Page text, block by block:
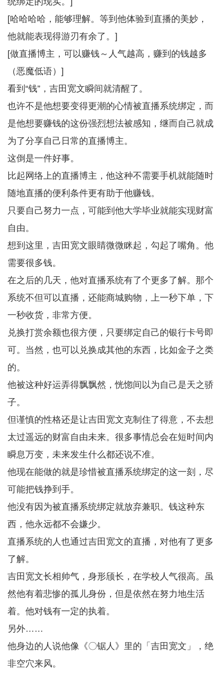
[哈哈哈哈，能够理解。等到他体验到直播的美妙，
他就能表现得游刃有余了。]
[做直播博主，可以赚钱～人气越高，赚到的钱越多
（恶魔低语）]
看到“钱”，吉田宽文瞬间就清醒了。
也许不是他想要变得更潮的心情被直播系统绑定，而
是他想要赚钱的这份强烈想法被感知，继而自己就成
为了分享自己日常的直播博主。
这倒是一件好事。
比起网络上的直播博主，他这种不需要手机就能随时
随地直播的便利条件更有助于他赚钱。
只要自己努力一点，可能到他大学毕业就能实现财富
自由。
想到这里，吉田宽文眼睛微微眯起，勾起了嘴角。他
需要很多钱。
在之后的几天，他对直播系统有了个更多了解。那个
系统不但可以直播，还能商城购物，上一秒下单，下
一秒收货，非常方便。
兑换打赏余额也很方便，只要绑定自己的银行卡号即
可。当然，也可以兑换成其他的东西，比如金子之类
的。
他被这种好运弄得飘飘然，恍惚间以为自己是天之骄
子。
但谨慎的性格还是让吉田宽文克制住了得意，不去想
太过遥远的财富自由未来。很多事情总会在短时间内
瞬息万变，未来发生什么都还说不准。
他现在能做的就是珍惜被直播系统绑定的这一刻，尽
可能把钱挣到手。
他没有因为被直播系统绑定就放弃兼职。钱这种东
西，他永远都不会嫌少。
直播系统的人也通过吉田宽文的直播，对他有了更多
了解。
吉田宽文长相帅气，身形颀长，在学校人气很高。虽
然他有着悲惨的孤儿身份，但是依然在努力地生活
着。他对钱有一定的执着。
另外……
他身边的人说他像《〇锯人》里的「吉田宽文」，绝
非空穴来风。